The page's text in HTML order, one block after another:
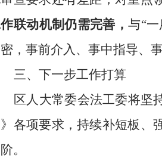
联动机制仍需完善，与“
，事前介入、事中指导、
三、下一步工作打算
区人大常委会法工委将坚
各项要求，持续补短板、
。